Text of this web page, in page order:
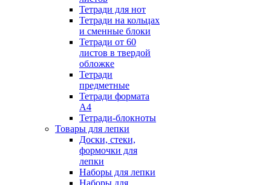
Тетради для нот
Тетради на кольцах
и сменные блоки
Тетради от 60
листов в твердой
обложке
Тетради
предметные
Тетради формата
А4
Тетради-блокноты
Товары для лепки
Доски, стеки,
формочки для
лепки
Наборы для лепки
Наборы для